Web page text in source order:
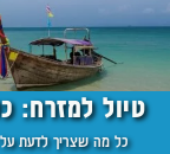
טיול למזרח:
כל מה שצריך לדעת על